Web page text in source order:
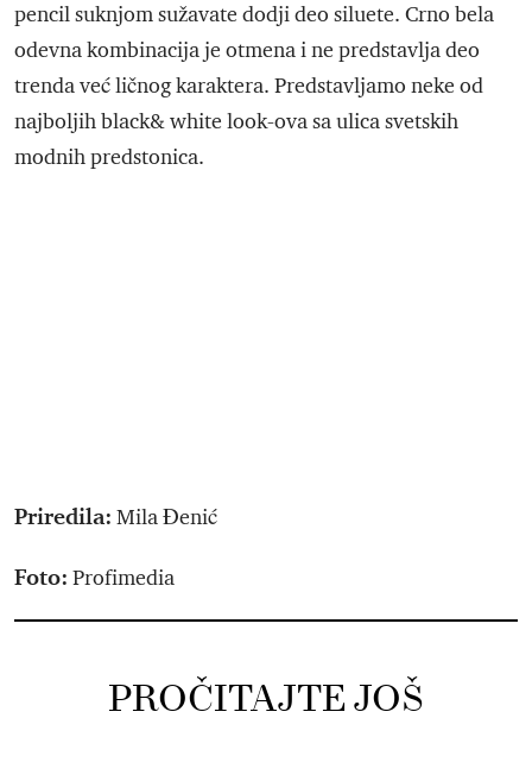
pencil suknjom sužavate dodji deo siluete. Crno bela
odevna kombinacija je otmena i ne predstavlja deo
trenda već ličnog karaktera. Predstavljamo neke od
najboljih black& white look-ova sa ulica svetskih
modnih predstonica.
Priredila: Mila Đenić
Foto: Profimedia
PROČITAJTE JOŠ